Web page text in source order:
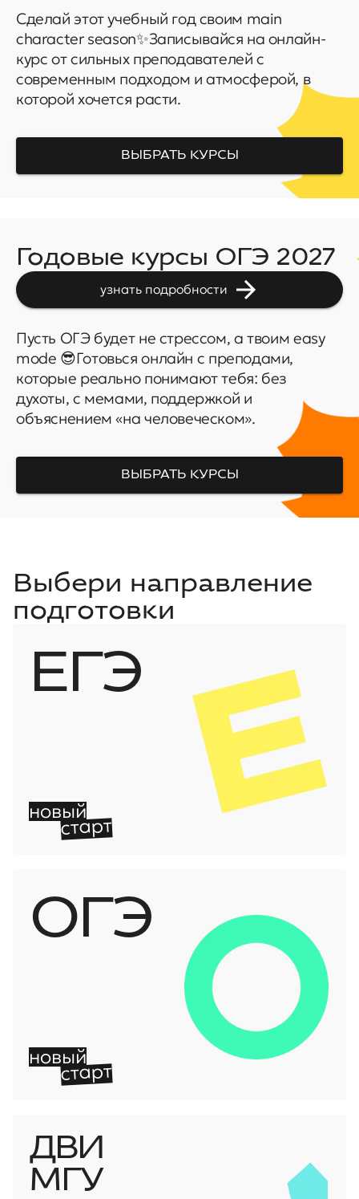
Сделай этот учебный год своим main
character season✨Записывайся на онлайн-
курс от сильных преподавателей с
современным подходом и атмосферой, в
которой хочется расти.
ВЫБРАТЬ КУРСЫ
Годовые курсы ОГЭ 2027
узнать подробности
Пусть ОГЭ будет не стрессом, а твоим easy
mode 😎Готовься онлайн с преподами,
которые реально понимают тебя: без
духоты, с мемами, поддержкой и
объяснением «на человеческом».
ВЫБРАТЬ КУРСЫ
Выбери направление
подготовки
ЕГЭ
новый
старт
ОГЭ
новый
старт
ДВИ
МГУ